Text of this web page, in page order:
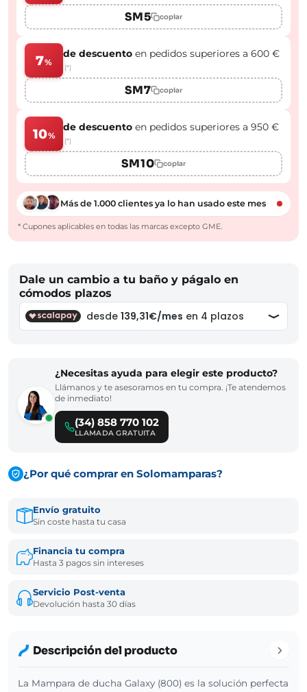
SM5 copiar
7%
de descuento en pedidos superiores a 600 €
(*)
SM7 copiar
10%
de descuento en pedidos superiores a 950 €
(*)
SM10 copiar
Más de 1.000 clientes ya lo han usado este mes
* Cupones aplicables en todas las marcas excepto GME.
Dale un cambio a tu baño y págalo en
cómodos plazos
¿Necesitas ayuda para elegir este producto?
Llámanos y te asesoramos en tu compra. ¡Te atendemos
de inmediato!
(34) 858 770 102
LLAMADA GRATUITA
¿Por qué comprar en Solomamparas?
Envío gratuito
Sin coste hasta tu casa
Financia tu compra
Hasta 3 pagos sin intereses
Servicio Post-venta
Devolución hasta 30 días
Descripción del producto
La Mampara de ducha Galaxy (800) es la solución perfecta